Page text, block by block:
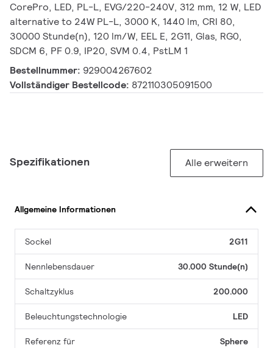
CorePro, LED, PL-L, EVG/220-240V, 312 mm, 12 W, LED
alternative to 24W PL-L, 3000 K, 1440 lm, CRI 80,
30000 Stunde(n), 120 lm/W, EEL E, 2G11, Glas, RG0,
SDCM 6, PF 0.9, IP20, SVM 0.4, PstLM 1
Bestellnummer: 929004267602
Vollständiger Bestellcode: 872110305091500
Spezifikationen Alle erweitern
Allgemeine Informationen
Sockel 2G11
Nennlebensdauer 30.000 Stunde(n)
Schaltzyklus 200.000
Beleuchtungstechnologie LED
Referenz für
Sphere